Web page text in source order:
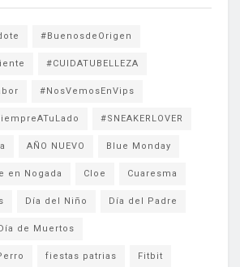
#BuenosdeOrigen
#CUIDATUBELLEZA
#NosVemosEnVips
#SNEAKERLOVER
AÑO NUEVO Blue Monday
en Nogada Cloe Cuaresma
Día del Niño Día del Padre
Día de Muertos
fiestas patrias Fitbit